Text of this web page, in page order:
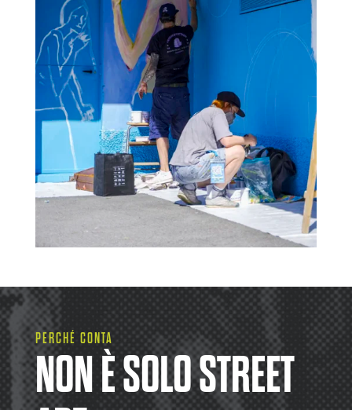
PERCHÉ CONTA
NON È SOLO STREET